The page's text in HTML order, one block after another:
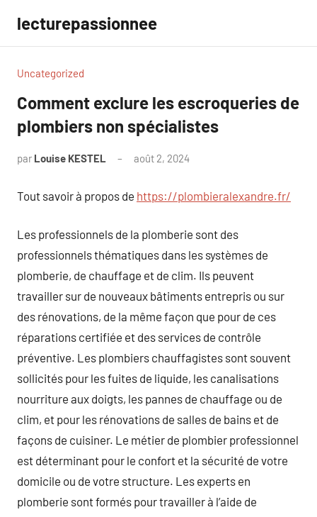
contenu
lecturepassionnee
Uncategorized
Comment exclure les escroqueries de
plombiers non spécialistes
par Louise KESTEL août 2, 2024
Tout savoir à propos de https://plombieralexandre.fr/
Les professionnels de la plomberie sont des
professionnels thématiques dans les systèmes de
plomberie, de chauffage et de clim. Ils peuvent
travailler sur de nouveaux bâtiments entrepris ou sur
des rénovations, de la même façon que pour de ces
réparations certifiée et des services de contrôle
préventive. Les plombiers chauffagistes sont souvent
sollicités pour les fuites de liquide, les canalisations
nourriture aux doigts, les pannes de chauffage ou de
clim, et pour les rénovations de salles de bains et de
façons de cuisiner. Le métier de plombier professionnel
est déterminant pour le confort et la sécurité de votre
domicile ou de votre structure. Les experts en
plomberie sont formés pour travailler à l’aide de